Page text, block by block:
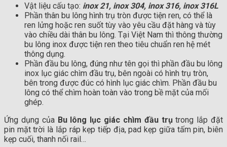
Vật liệu cấu tạo: inox 21, inox 304, inox 316, inox 316L
Phần thân bu lông hình trụ tròn được tiện ren, có thể là
ren lửng hoặc ren suốt tùy vào yêu cầu đặt hàng và tùy
vào chiều dài thân bu lông. Tại Việt Nam thì thông thường
bu lông inox được tiện ren theo tiêu chuẩn ren hệ mét
thông dụng.
Phần đầu bu lông, đúng như tên gọi thì phần đầu bu lông
inox lục giác chìm đầu trụ, bên ngoài có hình trụ tròn,
bên trong được đúc có hình lục giác chìm. Phần đầu bu
lông có thể chìm hoàn toàn vào trong bề mặt của mối
ghép.
Ứng dụng của Bu lông lục giác chìm đầu trụtrong lắp đặt
pin mặt trời là lắp ráp kẹp tiếp địa, pad kẹp giữa tấm pin, biên
kẹp cuối, thanh nối rail…